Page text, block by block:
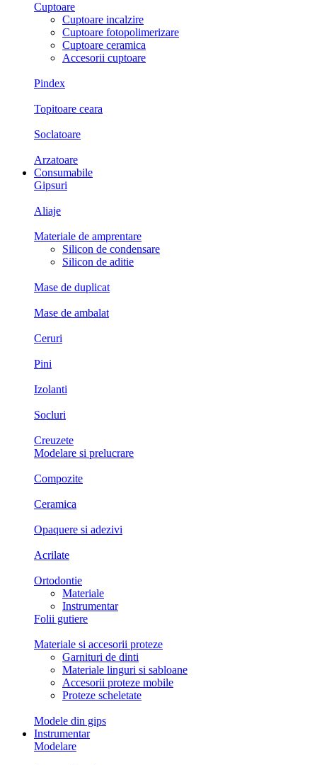
Cuptoare
Cuptoare incalzire
Cuptoare fotopolimerizare
Cuptoare ceramica
Accesorii cuptoare
Pindex
Topitoare ceara
Soclatoare
Arzatoare
Consumabile
Gipsuri
Aliaje
Materiale de amprentare
Silicon de condensare
Silicon de aditie
Mase de duplicat
Mase de ambalat
Ceruri
Pini
Izolanti
Socluri
Creuzete
Modelare si prelucrare
Compozite
Ceramica
Opaquere si adezivi
Acrilate
Ortodontie
Materiale
Instrumentar
Folii gutiere
Materiale si accesorii proteze
Garnituri de dinti
Materiale linguri si sabloane
Accesorii proteze mobile
Proteze scheletate
Modele din gips
Instrumentar
Modelare